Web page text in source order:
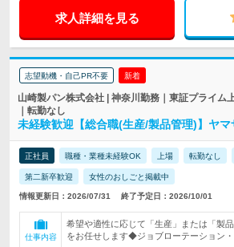
求人詳細を見る
志望動機・自己PR不要 新着
山崎製パン株式会社 | 神奈川勤務｜東証プライム
｜転勤なし
未経験歓迎【総合職(生産/製品管理)】ヤ
正社員 職種・業種未経験OK 上場 転勤なし
第二新卒歓迎 女性のおしごと掲載中
情報更新日：2026/07/31 終了予定日：2026/10/01
仕事内容
希望や適性に応じて「生産」または「製
をお任せします◆ジョブローテーション